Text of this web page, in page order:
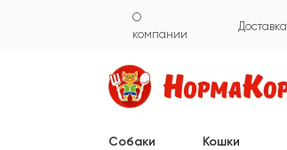
О
компании
Доставка
Собаки Кошки